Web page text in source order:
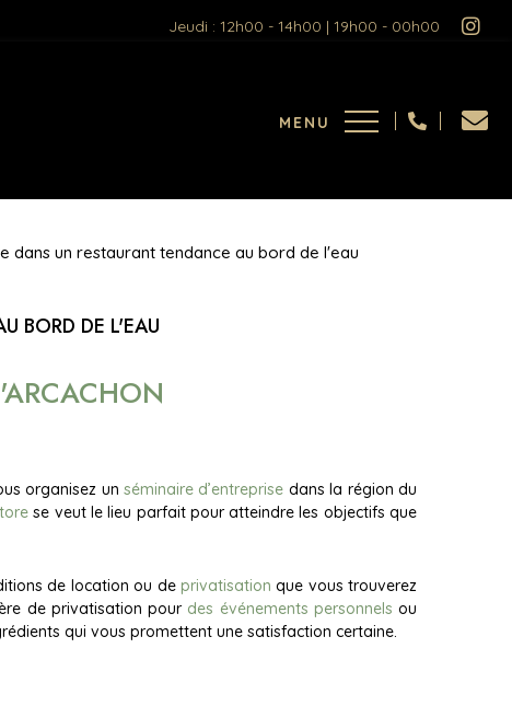
Jeudi : 12h00 - 14h00 | 19h00 - 00h00
dans un restaurant tendance au bord de l'eau
BORD DE L'EAU
organisez unséminaire d’entreprise dans la région du
se veut le lieu parfait pour atteindre les objectifs que
de location ou de privatisation que vous trouverez
de privatisation pour des événements personnels ou
qui vous promettent une satisfaction certaine.